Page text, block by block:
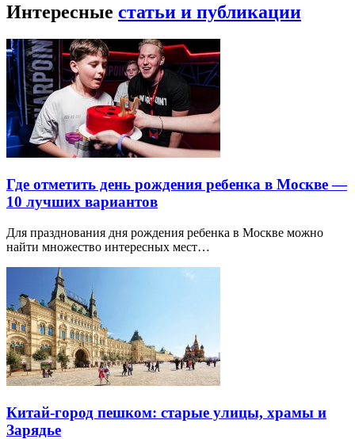
Интересные статьи и публикации
Где отметить день рождения ребенка в Москве —
10 лучших вариантов
Для празднования дня рождения ребенка в Москве можно
найти множество интересных мест…
Китай-город пешком: старые улицы, храмы и
Зарядье